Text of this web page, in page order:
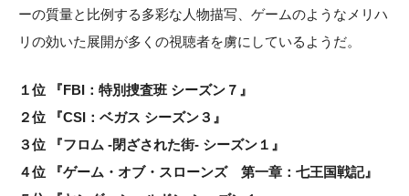
ーの質量と比例する多彩な人物描写、ゲームのようなメリハ
リの効いた展開が多くの視聴者を虜にしているようだ。
１位 『FBI：特別捜査班 シーズン７』
２位 『CSI：ベガス シーズン３』
３位 『フロム -閉ざされた街- シーズン１』
４位 『ゲーム・オブ・スローンズ 第一章：七王国戦記』